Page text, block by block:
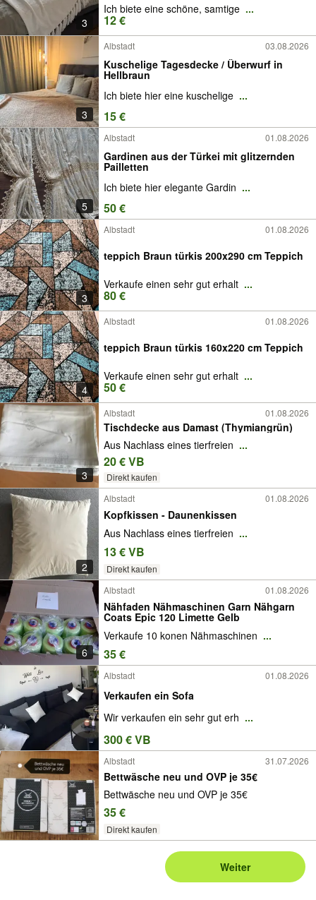
3
Ich biete eine schöne, samtige ...
12 €
3
Albstadt 03.08.2026
Kuschelige Tagesdecke / Überwurf in
Hellbraun
Ich biete hier eine kuschelige ...
15 €
5
Albstadt 01.08.2026
Gardinen aus der Türkei mit glitzernden
Pailletten
Ich biete hier elegante Gardin ...
50 €
3
Albstadt 01.08.2026
teppich Braun türkis 200x290 cm Teppich
Verkaufe einen sehr gut erhalt ...
80 €
4
Albstadt 01.08.2026
teppich Braun türkis 160x220 cm Teppich
Verkaufe einen sehr gut erhalt ...
50 €
3
Albstadt 01.08.2026
Tischdecke aus Damast (Thymiangrün)
Aus Nachlass eines tierfreien ...
20 € VB
Direkt kaufen
2
Albstadt 01.08.2026
Kopfkissen - Daunenkissen
Aus Nachlass eines tierfreien ...
13 € VB
Direkt kaufen
6
Albstadt 01.08.2026
Nähfaden Nähmaschinen Garn Nähgarn
Coats Epic 120 Limette Gelb
Verkaufe 10 konen Nähmaschinen ...
35 €
Albstadt 01.08.2026
Verkaufen ein Sofa
Wir verkaufen ein sehr gut erh ...
300 € VB
Albstadt 31.07.2026
Bettwäsche neu und OVP je 35€
Bettwäsche neu und OVP je 35€
35 €
Direkt kaufen
Weiter